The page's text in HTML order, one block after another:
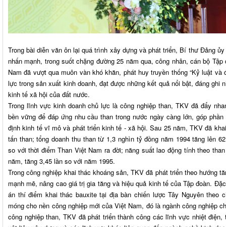
Trong bài diễn văn ôn lại quá trình xây dựng và phát triển, Bí thư Đảng
nhấn mạnh, trong suốt chặng đường 25 năm qua, công nhân, cán bộ
Nam đã vượt qua muôn vàn khó khăn, phát huy truyền thống “Kỷ luật
lực trong sản xuất kinh doanh, đạt được những kết quả nổi bật, đáng ghi
kinh tế xã hội của đất nước.
Trong lĩnh vực kinh doanh chủ lực là công nghiệp than, TKV đã đẩy
bền vững để đáp ứng nhu cầu than trong nước ngày càng lớn, góp
định kinh tế vĩ mô và phát triển kinh tế - xã hội. Sau 25 năm, TKV đã
tấn than; tổng doanh thu than từ 1,3 nghìn tỷ đồng năm 1994 tăng lên
so với thời điểm Than Việt Nam ra đời; năng suất lao động tính theo
năm, tăng 3,45 lần so với năm 1995.
Trong công nghiệp khai thác khoáng sản, TKV đã phát triển theo hướng
mạnh mẽ, nâng cao giá trị gia tăng và hiệu quả kinh tế của Tập đoàn.
án thí điểm khai thác bauxite tại địa bàn chiến lược Tây Nguyên theo
móng cho nền công nghiệp mới của Việt Nam, đó là ngành công nghiệp
công nghiệp than, TKV đã phát triển thành công các lĩnh vực nhiệt